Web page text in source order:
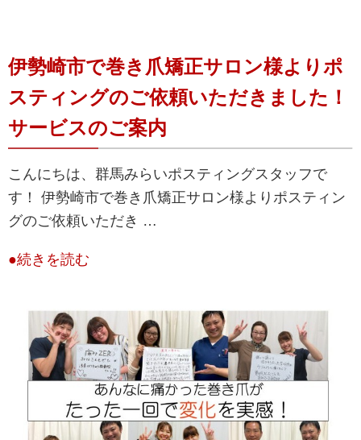
伊勢崎市で巻き爪矯正サロン様よりポ
スティングのご依頼いただきました！
サービスのご案内
こんにちは、群馬みらいポスティングスタッフで
す！ 伊勢崎市で巻き爪矯正サロン様よりポスティン
グのご依頼いただき …
●続きを読む